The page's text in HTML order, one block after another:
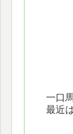
一口
最近